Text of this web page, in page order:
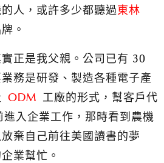
人，或許多少都聽過東林
。
正是我父親。公司已有 30
務是研發、製造各種電子產
ODM 工廠的形式，幫客戶代
入企業工作，那時看到農機
棄自己前往美國讀書的夢
業幫忙。